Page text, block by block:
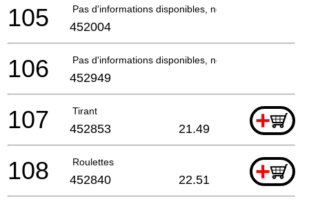
Pas d'informations disponibles, non commandable
105 452004
Pas d'informations disponibles, non commandable
106 452949
Tirant +
107 452853 21.49
Roulettes +
108 452840 22.51